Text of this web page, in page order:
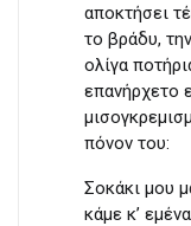
αποκτήσει
το βράδυ,
ολίγα
επανήρχετο
πόνον του:
Σοκάκι μου
κάμε κ’